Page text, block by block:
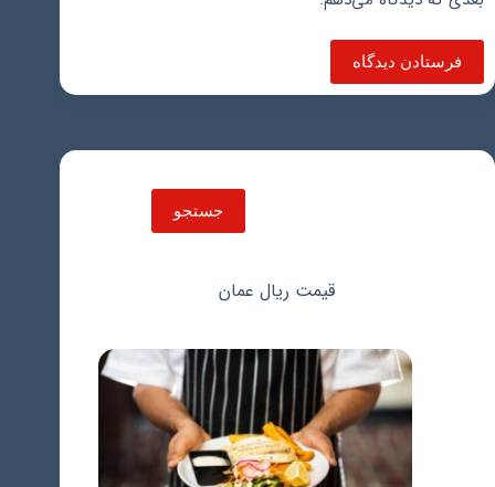
فرستادن دیدگاه
جستجو
قیمت ریال عمان